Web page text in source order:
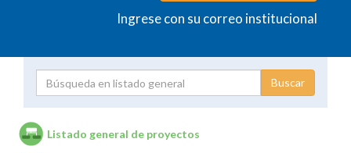
Ingrese con su correo institucional
Listado general de proyectos